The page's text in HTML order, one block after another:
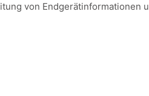
von